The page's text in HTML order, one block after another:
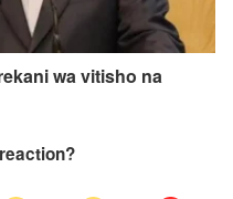
wa vitisho na